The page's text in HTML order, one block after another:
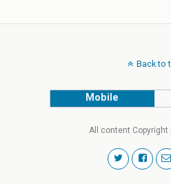
Back to
Mobile
All content Copyright